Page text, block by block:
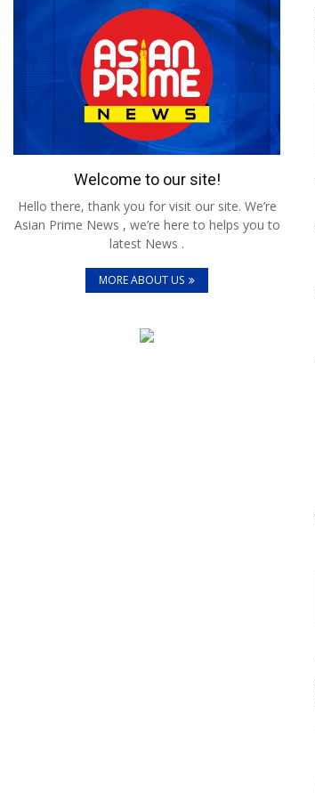
Welcome to our site!
Hello there, thank you for visit our site. We’re
Asian Prime News , we’re here to helps you to
latest News .
MORE ABOUT US